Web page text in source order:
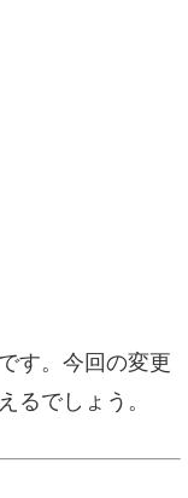
す。今回の変更
でしょう。